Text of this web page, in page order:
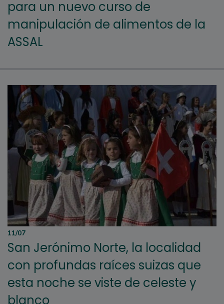
para un nuevo curso de
manipulación de alimentos de la
ASSAL
11/07
San Jerónimo Norte, la localidad
con profundas raíces suizas que
esta noche se viste de celeste y
blanco